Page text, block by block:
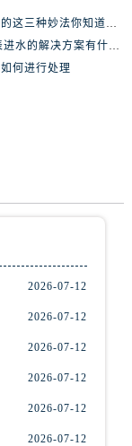
吉林省白城市洮北区明仁南街浪琴售后服务中心（需提前预约）
吉林省通化市东昌区环通乡江南大街浪琴售后服务中心（需提前预约）
浪琴手表进水的这三种妙法你知道吗？
浪琴|浪琴手表进水的解决方案有什么？
何进行处理
2026-07-12
2026-07-12
2026-07-12
2026-07-12
2026-07-12
2026-07-12